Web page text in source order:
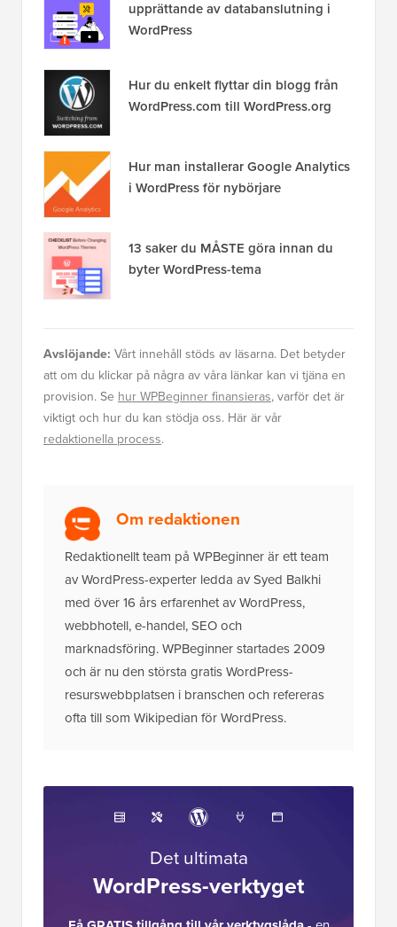
upprättande av databanslutning i
WordPress
Hur du enkelt flyttar din blogg från
WordPress.com till WordPress.org
Hur man installerar Google Analytics
i WordPress för nybörjare
13 saker du MÅSTE göra innan du
byter WordPress-tema
Avslöjande: Vårt innehåll stöds av läsarna. Det betyder
att om du klickar på några av våra länkar kan vi tjäna en
provision. Se hur WPBeginner finansieras, varför det är
viktigt och hur du kan stödja oss. Här är vår
redaktionella process.
Om redaktionen
Redaktionellt team på WPBeginner är ett team
av WordPress-experter ledda av Syed Balkhi
med över 16 års erfarenhet av WordPress,
webbhotell, e-handel, SEO och
marknadsföring. WPBeginner startades 2009
och är nu den största gratis WordPress-
resurswebbplatsen i branschen och refereras
ofta till som Wikipedian för WordPress.
Det ultimata
WordPress-verktyget